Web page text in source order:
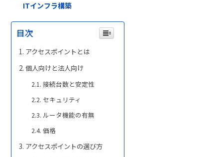
ITインフラ構築
目次
アクセスポイントとは
個人向けと法人向け
接続台数と安定性
セキュリティ
ルータ機能の有無
価格
アクセスポイントの選び方